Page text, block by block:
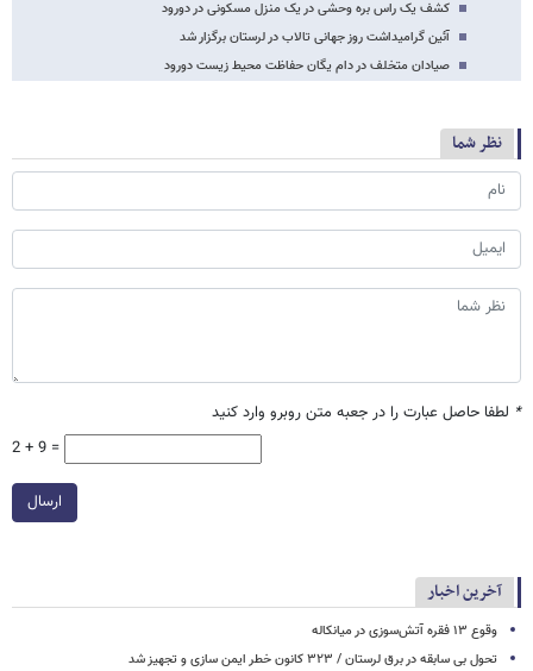
کشف یک راس بره وحشی در یک منزل مسکونی در دورود
آئین گرامیداشت روز جهانی تالاب در لرستان برگزار شد
صیادان متخلف در دام یگان حفاظت محیط زیست دورود
نظر شما
* لطفا حاصل عبارت را در جعبه متن روبرو وارد کنید
2 + 9 =
ارسال
آخرین اخبار
وقوع ۱۳ فقره آتش‌سوزی در میانکاله
تحول بی سابقه در برق لرستان / ۳۲۳ کانون خطر ایمن سازی و تجهیز شد